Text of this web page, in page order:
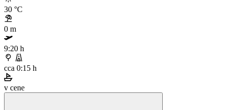
30 °C
0 m
9:20 h
cca 0:15 h
v cene